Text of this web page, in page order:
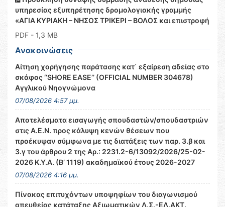
υπηρεσίας εξυπηρέτησης δρομολογιακής γραμμής
«ΑΓΙΑ ΚΥΡΙΑΚΗ – ΝΗΣΟΣ ΤΡΙΚΕΡΙ – ΒΟΛΟΣ και επιστροφή
PDF - 1,3 MB
Ανακοινώσεις
Αίτηση χορήγησης παράτασης κατ΄ εξαίρεση αδείας στο
σκάφος ‘’SHORE EASE’’ (OFFICIAL NUMBER 304678)
Αγγλικού Νηογνώμονα
07/08/2026 4:57 μμ.
Αποτελέσματα εισαγωγής σπουδαστών/σπουδαστριών
στις Α.Ε.Ν. προς κάλυψη κενών θέσεων που
προέκυψαν σύμφωνα με τις διατάξεις των παρ. 3.β και
3.γ του άρθρου 2 της Αρ.: 2231.2-6/13092/2026/25-02-
2026 Κ.Υ.Α. (Β’ 1119) ακαδημαϊκού έτους 2026-2027
07/08/2026 4:16 μμ.
Πίνακας επιτυχόντων υποψηφίων του διαγωνισμού
απευθείας κατάταξης Αξιωματικών Λ.Σ.-ΕΛ.ΑΚΤ.